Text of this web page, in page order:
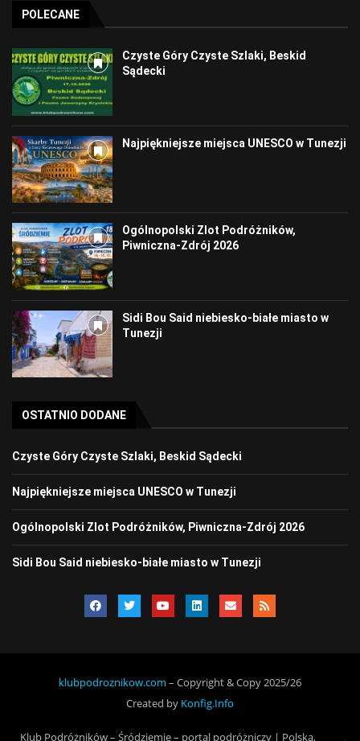
POLECANE
Czyste Góry Czyste Szlaki, Beskid
Sądecki
Najpiękniejsze miejsca UNESCO w Tunezji
Ogólnopolski Zlot Podróżników,
Piwniczna-Zdrój 2026
Sidi Bou Said niebiesko-białe miasto w
Tunezji
OSTATNIO DODANE
Czyste Góry Czyste Szlaki, Beskid Sądecki
Najpiękniejsze miejsca UNESCO w Tunezji
Ogólnopolski Zlot Podróżników, Piwniczna-Zdrój 2026
Sidi Bou Said niebiesko-białe miasto w Tunezji
klubpodroznikow.com – Copyright & Copy 2025/26
Created by Konfig.Info
Klub Podróżników – Śródziemie – portal podróżniczy | Polska,